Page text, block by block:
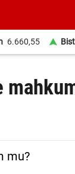
6.660,55 Bist